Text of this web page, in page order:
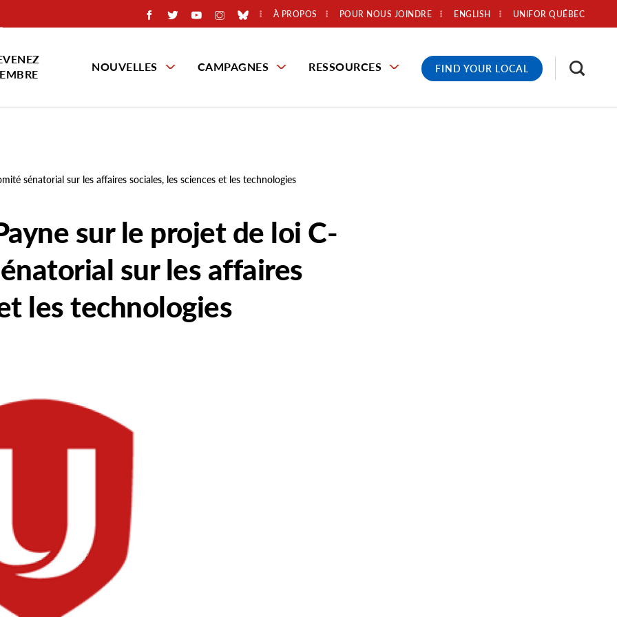
À PROPOS POUR NOUS JOINDRE UNIFOR QUÉBEC
ENGLISH
NOUVELLES CAMPAGNES RESSOURCES FIND YOUR LOCAL
sénatorial sur les affaires sociales, les sciences et les technologies
sur le projet de loi C-
sur les affaires
les technologies